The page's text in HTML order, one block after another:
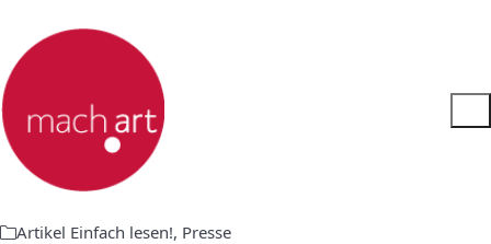
Artikel Einfach lesen!, Presse